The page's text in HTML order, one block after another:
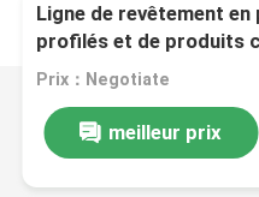
Ligne de revêtement
profilés et de produits
d'aluminium de substrat
Prix：Negotiate
meilleur prix